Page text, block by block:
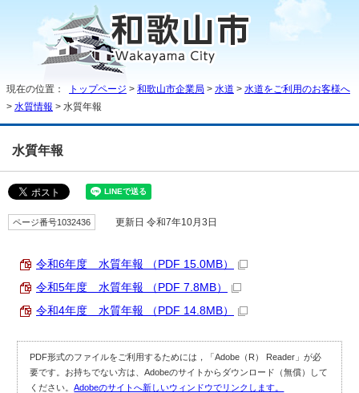
現在の位置： トップページ > 和歌山市企業局 > 水道 > 水道をご利用のお客様へ
> 水質情報 > 水質年報
水質年報
ページ番号1032436 更新日 令和7年10月3日
令和6年度 水質年報 （PDF 15.0MB）
令和5年度 水質年報 （PDF 7.8MB）
令和4年度 水質年報 （PDF 14.8MB）
PDF形式のファイルをご利用するためには，「Adobe（R） Reader」が必
要です。お持ちでない方は、Adobeのサイトからダウンロード（無償）して
ください。Adobeのサイトへ新しいウィンドウでリンクします。